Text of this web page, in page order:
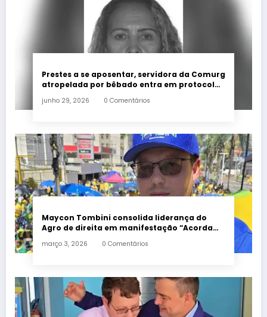
Prestes a se aposentar, servidora da Comurg
atropelada por bêbado entra em protocolo
junho 29, 2026 0 Comentários
Maycon Tombini consolida liderança do
Agro de direita em manifestação “Acorda
março 3, 2026 0 Comentários